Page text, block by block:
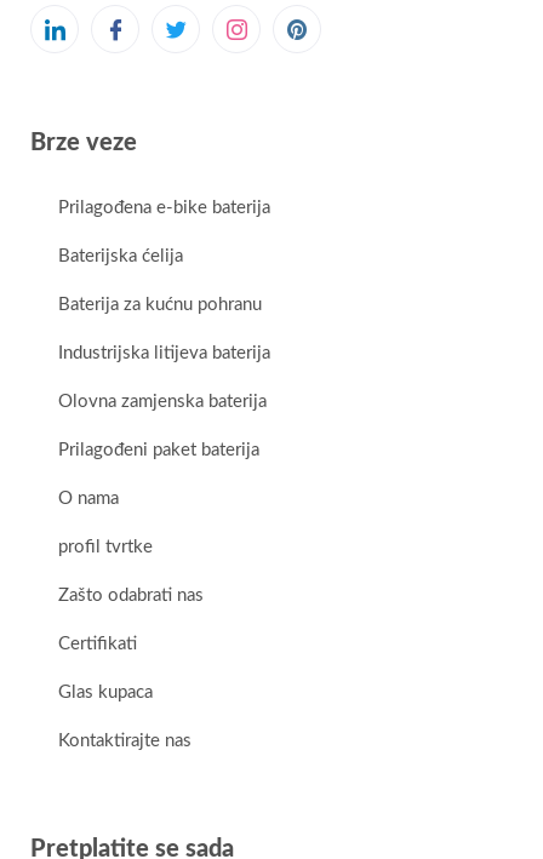
Brze veze
Prilagođena e-bike baterija
Baterijska ćelija
Baterija za kućnu pohranu
Industrijska litijeva baterija
Olovna zamjenska baterija
Prilagođeni paket baterija
O nama
profil tvrtke
Zašto odabrati nas
Certifikati
Glas kupaca
Kontaktirajte nas
Pretplatite se sada